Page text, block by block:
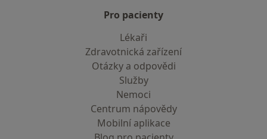
Pro pacienty
Lékaři
Zdravotnická zařízení
Otázky a odpovědi
Služby
Nemoci
Centrum nápovědy
Mobilní aplikace